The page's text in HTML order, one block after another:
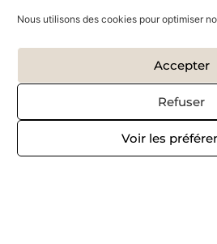
Nous utilisons des cookies pour optimiser
Accepter
Refuser
Voir les
recontacter. Pour en savoir plus sur la
personnelles et pour exercer vos droits,
SUIVEZ-MOI